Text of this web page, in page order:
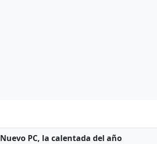
Nuevo PC, la calentada del año